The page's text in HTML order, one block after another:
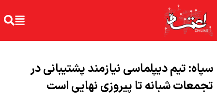
سپاه: تیم دیپلماسی نیازمند پشتیبانی در
تجمعات شبانه تا پیروزی نهایی است